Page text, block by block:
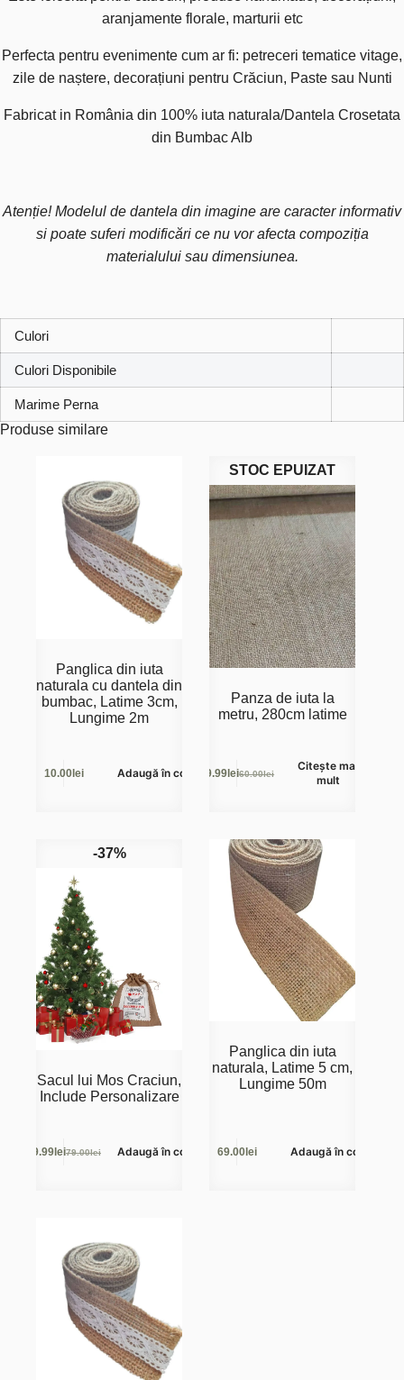
aranjamente florale, marturii etc
Perfecta pentru evenimente cum ar fi: petreceri tematice vitage,
zile de naștere, decorațiuni pentru Crăciun, Paste sau Nunti
Fabricat in România din 100% iuta naturala/Dantela Crosetata
din Bumbac Alb
Atenție! Modelul de dantela din imagine are caracter informativ
si poate suferi modificări ce nu vor afecta compoziția
materialului sau dimensiunea.
Culori
Culori Disponibile
Marime Perna
Produse similare
Panglica din iuta
naturala cu dantela din
bumbac, Latime 3cm,
Lungime 2m
10.00lei Adaugă în coș
STOC EPUIZAT
Panza de iuta la
metru, 280cm latime
60.00lei
Prețul
60.00lei.
49.99 leiPrețul
Citește mai
mult
-37%
Sacul lui Mos Craciun,
Include Personalizare
79.00lei
Prețul
49.99 leiPrețul
Adaugă în coș
Panglica din iuta
naturala, Latime 5 cm,
Lungime 50m
69.00lei Adaugă în coș